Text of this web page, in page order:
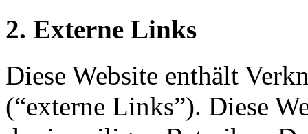
2. Externe Links
Diese Website enthält
(“externe Links”). Diese